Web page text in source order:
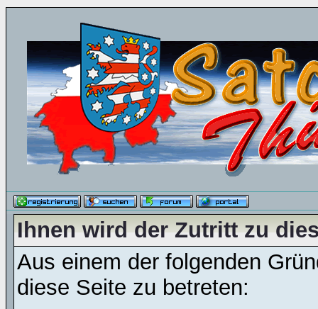
Ihnen wird der Zutritt zu
Aus einem der folgenden
diese Seite zu betreten: